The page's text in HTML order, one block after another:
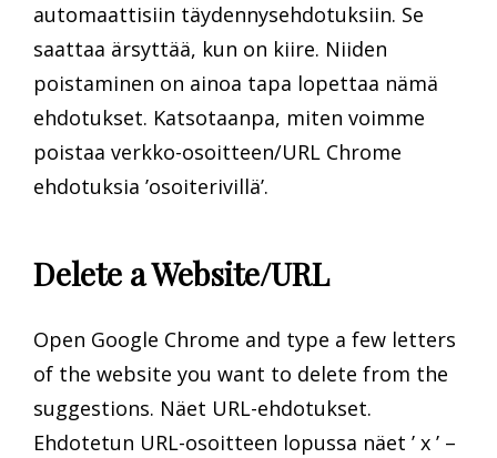
automaattisiin täydennysehdotuksiin. Se
saattaa ärsyttää, kun on kiire. Niiden
poistaminen on ainoa tapa lopettaa nämä
ehdotukset. Katsotaanpa, miten voimme
poistaa verkko-osoitteen/URL Chrome
ehdotuksia ’osoiterivillä’.
Delete a Website/URL
Open Google Chrome and type a few letters
of the website you want to delete from the
suggestions. Näet URL-ehdotukset.
Ehdotetun URL-osoitteen lopussa näet ’ x ’ –